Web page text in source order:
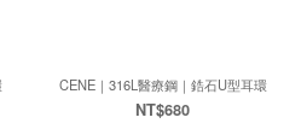
CENE｜316L醫療鋼｜鋯石U型耳環
NT$680